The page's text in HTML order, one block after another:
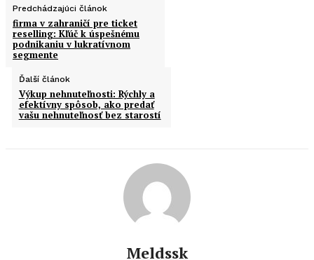
Predchádzajúci článok
firma v zahraničí pre ticket
reselling: Kľúč k úspešnému
podnikaniu v lukratívnom
segmente
Ďalší článok
Výkup nehnuteľnosti: Rýchly a
efektívny spôsob, ako predať
vašu nehnuteľnosť bez starostí
Meldssk